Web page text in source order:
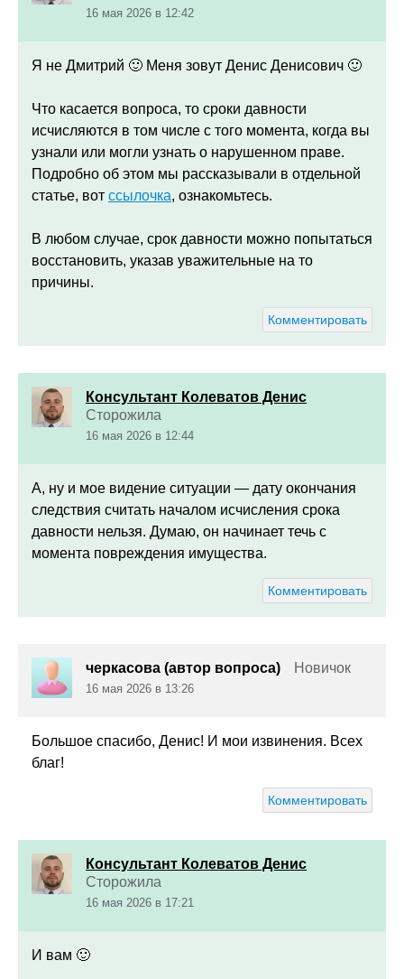
16 мая 2026 в 12:42
Я не Дмитрий 🙂 Меня зовут Денис Денисович 🙂
Что касается вопроса, то сроки давности
исчисляются в том числе с того момента, когда вы
узнали или могли узнать о нарушенном праве.
Подробно об этом мы рассказывали в отдельной
статье, вот ссылочка, ознакомьтесь.
В любом случае, срок давности можно попытаться
восстановить, указав уважительные на то
причины.
Комментировать
Консультант Колеватов Денис
Сторожила
16 мая 2026 в 12:44
А, ну и мое видение ситуации — дату окончания
следствия считать началом исчисления срока
давности нельзя. Думаю, он начинает течь с
момента повреждения имущества.
Комментировать
черкасова (автор вопроса) Новичок
16 мая 2026 в 13:26
Большое спасибо, Денис! И мои извинения. Всех
благ!
Комментировать
Консультант Колеватов Денис
Сторожила
16 мая 2026 в 17:21
И вам 🙂